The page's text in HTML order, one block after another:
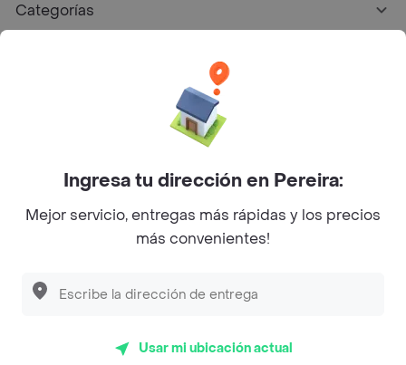
Categorías
Facebook
Twitter
Instagram
©2026Rappi Inc. All rights reserved.
Ingresa tu dirección en Pereira:
Mejor servicio, entregas más rápidas y los precios
más convenientes!
Usar mi ubicación actual